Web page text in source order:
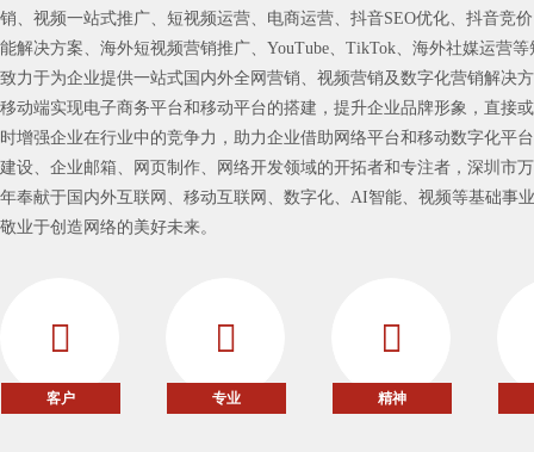
销、视频一站式推广、短视频运营、电商运营、抖音SEO优化、抖音竞
能解决方案、海外短视频营销推广、YouTube、TikTok、海外社媒运营
致力于为企业提供一站式国内外全网营销、视频营销及数字化营销解决
移动端实现电子商务平台和移动平台的搭建，提升企业品牌形象，直接
时增强企业在行业中的竞争力，助力企业借助网络平台和移动数字化平
建设、企业邮箱、网页制作、网络开发领域的开拓者和专注者，深圳市
年奉献于国内外互联网、移动互联网、数字化、AI智能、视频等基础事
敬业于创造网络的美好未来。
客户 专业 精神